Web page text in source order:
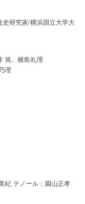
研究家/横浜国立大学大
篤、横島礼理
理
紀 テノール：園山正孝